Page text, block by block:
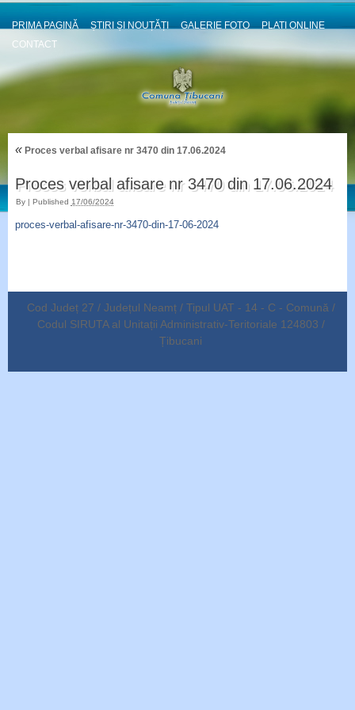
PRIMA PAGINĂ ȘTIRI ȘI NOUȚĂȚI GALERIE FOTO
PLATI ONLINE
CONTACT
«Proces verbal afisare nr 3470 din 17.06.2024
Proces verbal afisare nr 3470 din 17.06.2024
By | Published 17/06/2024
proces-verbal-afisare-nr-3470-din-17-06-2024
Cod Județ 27 / Județul Neamț / Tipul UAT - 14 - C - Comună /
Codul SIRUTA al Unitații Administrativ-Teritoriale 124803 /
Țibucani